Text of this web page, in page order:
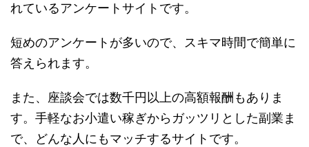
れているアンケートサイトです。
短めのアンケートが多いので、スキマ時間で簡単に
答えられます。
また、座談会では数千円以上の高額報酬もありま
す。手軽なお小遣い稼ぎからガッツリとした副業ま
で、どんな人にもマッチするサイトです。